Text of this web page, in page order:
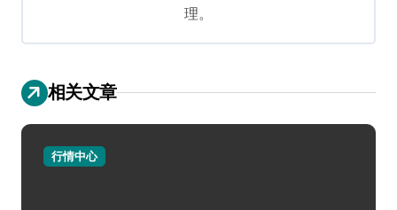
理。
相关文章
行情中心